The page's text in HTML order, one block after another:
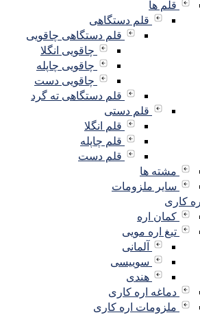
قلم ها
قلم دستگاهی
قلم دستگاهی چاقویی
چاقویی انگلا
چاقویی چاپله
چاقویی دست
قلم دستگاهی ته گرد
قلم دستی
قلم انگلا
قلم چاپله
قلم دست
مشته ها
سایر ملزومات
کمان اره
تیغ اره مویی
آلمانی
سوییسی
هندی
دماغه اره کاری
ملزومات اره کاری